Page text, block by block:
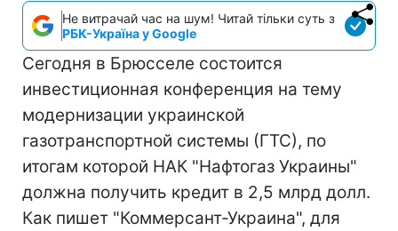
Не витрачай час на шум! Читай тільки суть з
РБК-Україна у Google
Сегодня в Брюсселе состоится
инвестиционная конференция на тему
модернизации украинской
газотранспортной системы (ГТС), по
итогам которой НАК "Нафтогаз Украины"
должна получить кредит в 2,5 млрд долл.
Как пишет "Коммерсант-Украина", для